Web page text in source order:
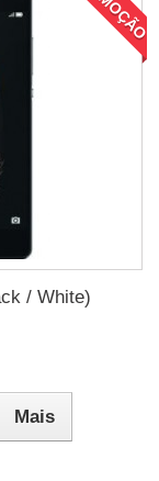
/ White)
Mais